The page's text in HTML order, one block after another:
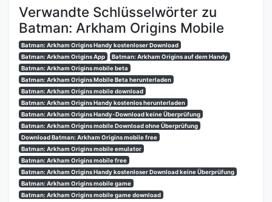
Verwandte Schlüsselwörter zu
Batman: Arkham Origins Mobile
Batman: Arkham Origins Handy kostenloser Download
Batman: Arkham Origins App
Batman: Arkham Origins auf dem Handy
Batman: Arkham Origins mobile beta
Batman: Arkham Origins Mobile Beta herunterladen
Batman: Arkham Origins mobile download
Batman: Arkham Origins Handy kostenlos herunterladen
Batman: Arkham Origins Handy-Download keine Überprüfung
Batman: Arkham Origins mobile Download ohne Überprüfung
Download Batman: Arkham Origins mobile free
Batman: Arkham Origins mobile emulator
Batman: Arkham Origins mobile free
Batman: Arkham Origins Handy kostenloser Download keine Überprüfung
Batman: Arkham Origins mobile game
Batman: Arkham Origins mobile game download